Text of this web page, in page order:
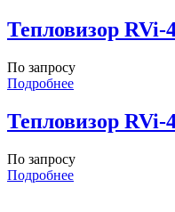
Тепловизор
По запросу
Подробнее
Тепловизор
По запросу
Подробнее